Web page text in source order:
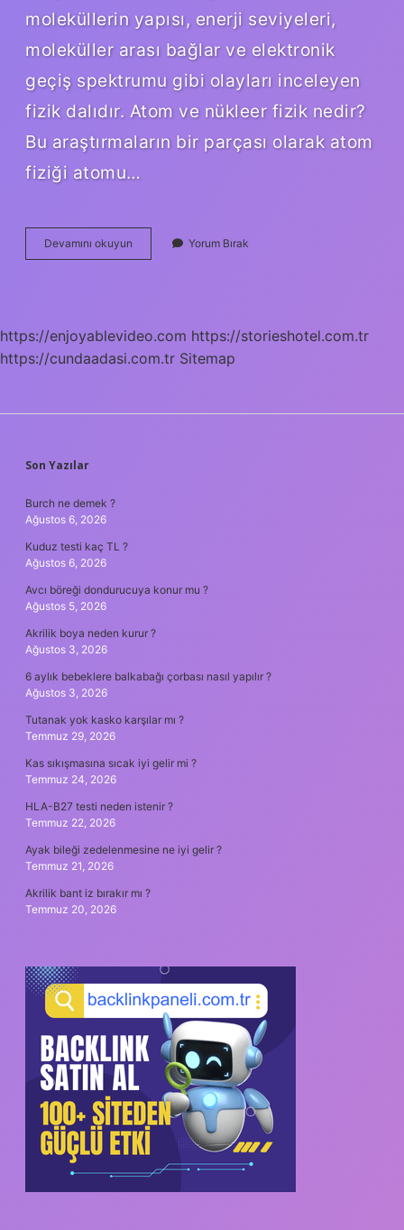
moleküllerin yapısı, enerji seviyeleri,
moleküller arası bağlar ve elektronik
geçiş spektrumu gibi olayları inceleyen
fizik dalıdır. Atom ve nükleer fizik nedir?
Bu araştırmaların bir parçası olarak atom
fiziği atomu…
Devamını okuyun
Sınıf
Yorum Bırak
https://enjoyablevideo.com https://storieshotel.com.tr
https://cundaadasi.com.tr Sitemap
SIDEBAR
Son Yazılar
Burch ne demek ?
Ağustos 6, 2026
Kuduz testi kaç TL ?
Ağustos 6, 2026
Avcı böreği dondurucuya konur mu ?
Ağustos 5, 2026
Akrilik boya neden kurur ?
Ağustos 3, 2026
6 aylık bebeklere balkabağı çorbası nasıl yapılır ?
Ağustos 3, 2026
Tutanak yok kasko karşılar mı ?
Temmuz 29, 2026
Kas sıkışmasına sıcak iyi gelir mi ?
Temmuz 24, 2026
HLA-B27 testi neden istenir ?
Temmuz 22, 2026
Ayak bileği zedelenmesine ne iyi gelir ?
Temmuz 21, 2026
Akrilik bant iz bırakır mı ?
Temmuz 20, 2026